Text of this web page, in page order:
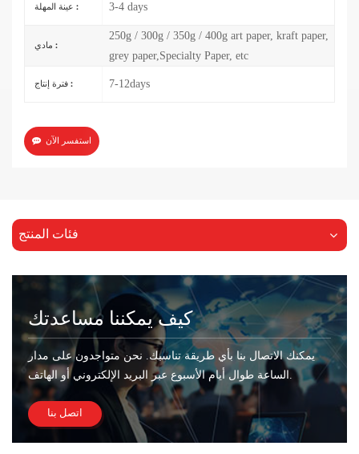
عينة المهلة : 3-4 days
مادي :
250g / 300g / 350g / 400g art paper, kraft paper,
grey paper,Specialty Paper, etc
فترة إنتاج : 7-12days
استفسر الآن
فئات المنتج
كيف يمكننا مساعدتك
يمكنك الاتصال بنا بأي طريقة تناسبك. نحن متواجدون على مدار
اتصل بنا